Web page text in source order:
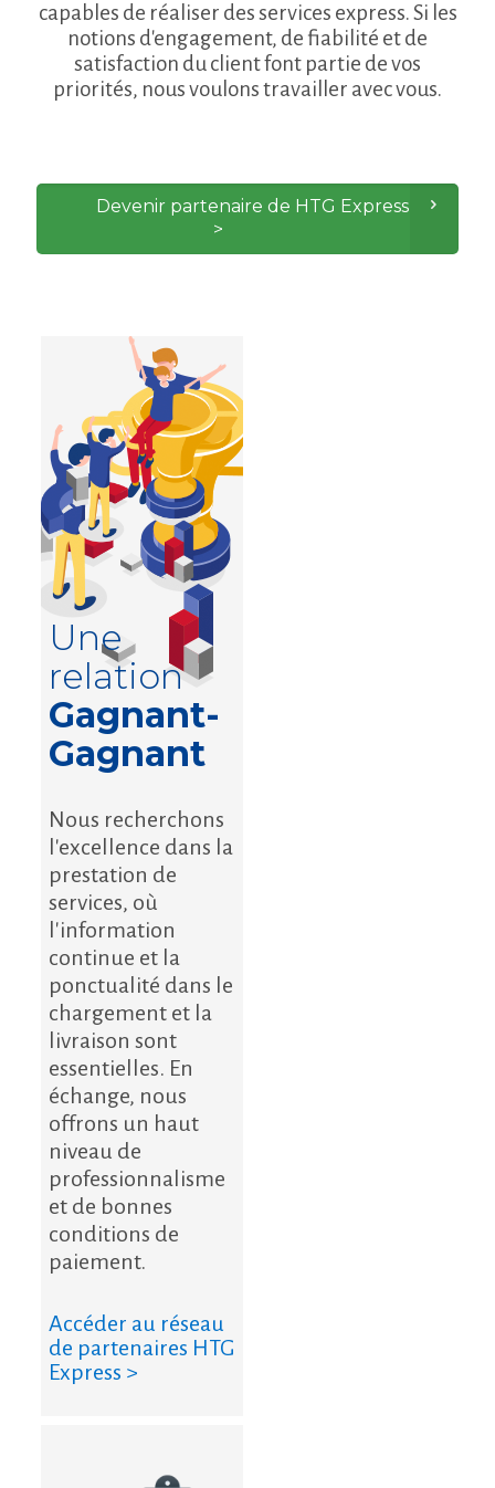
capables de réaliser des services express. Si les
notions d'engagement, de fiabilité et de
satisfaction du client font partie de vos
priorités, nous voulons travailler avec vous.
Devenir partenaire de HTG Express
>
Une
relation
Gagnant-
Gagnant
Nous recherchons
l'excellence dans la
prestation de
services, où
l'information
continue et la
ponctualité dans le
chargement et la
livraison sont
essentielles. En
échange, nous
offrons un haut
niveau de
professionnalisme
et de bonnes
conditions de
paiement.
Accéder au réseau
de partenaires HTG
Express >